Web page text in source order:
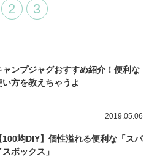
2 3
ャンプジャグおすすめ紹介！便利な
い方を教えちゃうよ
2019.05.06
100均DIY】個性溢れる便利な「スパ
スボックス」